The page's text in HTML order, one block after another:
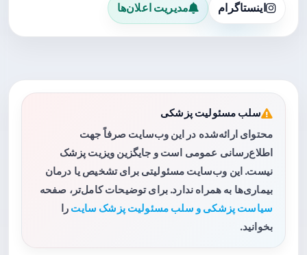
اینستاگرام مدیریت اعلان‌ها
سلب مسئولیت پزشکی
محتوای ارائه‌شده در این وب‌سایت صرفاً جهت
اطلاع‌رسانی عمومی است و جایگزین ویزیت پزشک
نیست. این وب‌سایت مسئولیتی برای تشخیص یا درمان
بیماری‌ها به همراه ندارد. برای توضیحات کامل‌تر، صفحه
سیاست پزشکی و سلب مسئولیت پزشک سایت را
بخوانید.